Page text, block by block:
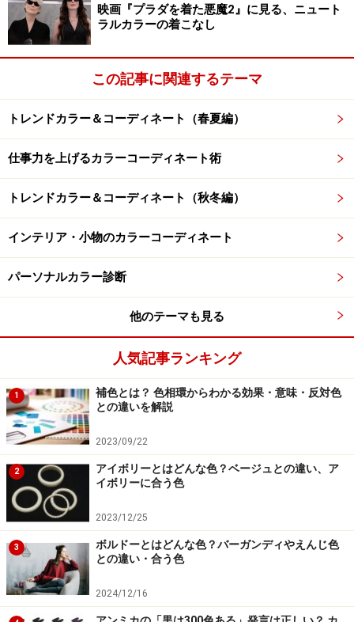
上（ブラウン）→下（ベージュ）と、明度を徐々に明る
くする縦グラデーションにしたことで、視線が自然に上
から下へ流れ、脚長・スタイルアップ効果が生まれま
す。ブラウンのバッグをブラウンのポロと合わせること
で、全体が1つのまとまりに。バッグだけ浮いて見える
ことがなく、洗練されたまとまり感が出ています。
色数を絞っている分、リブニットのポロシャツ（凹凸
感・チェック柄のような編地）とナイロンタフタのフレ
トで単調さを回避。さらに、コンパクトトップスとボリ
ュームフレアスカートの組み合わせで、シルエットにメ
リハリをつけています。
サックスブルー×ブラウンのバイカラーポロ
ニット
出典：WAER
この写真は、ブラック・グレーというモノトーンベース
に、ブルーのポロニットを1点だけ差し込むというアク
セントカラーの使い方が巧みなコーディネート。サック
スブルーとブラウンのバイカラーのポロニットが、モノ
トーンコーディネートの橋渡し役となり、ブルーを使い
ながらも甘さゼロ・クールでシャープな大人カジュアル
に仕上がっています。
スラックスのグレーは無彩色の中でも柔らかさがあるた
映画『プラダを着た悪魔2』に見る、ニュート
ラルカラーの着こなし
この記事に関連するテーマ
トレンドカラー＆コーディネート（春夏編）
仕事力を上げるカラーコーディネート術
トレンドカラー＆コーディネート（秋冬編）
インテリア・小物のカラーコーディネート
パーソナルカラー診断
他のテーマも見る
人気記事ランキング
1
補色とは？ 色相環からわかる効果・意味・反対色
との違いを解説
2023/09/22
2
アイボリーとはどんな色？ベージュとの違い、ア
イボリーに合う色
2023/12/25
3
ボルドーとはどんな色？バーガンディやえんじ色
との違い・合う色
2024/12/16